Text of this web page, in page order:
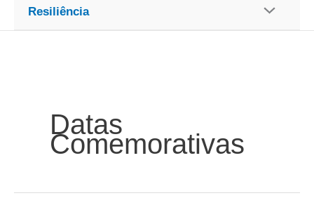
Resiliência
Datas
Comemorativas